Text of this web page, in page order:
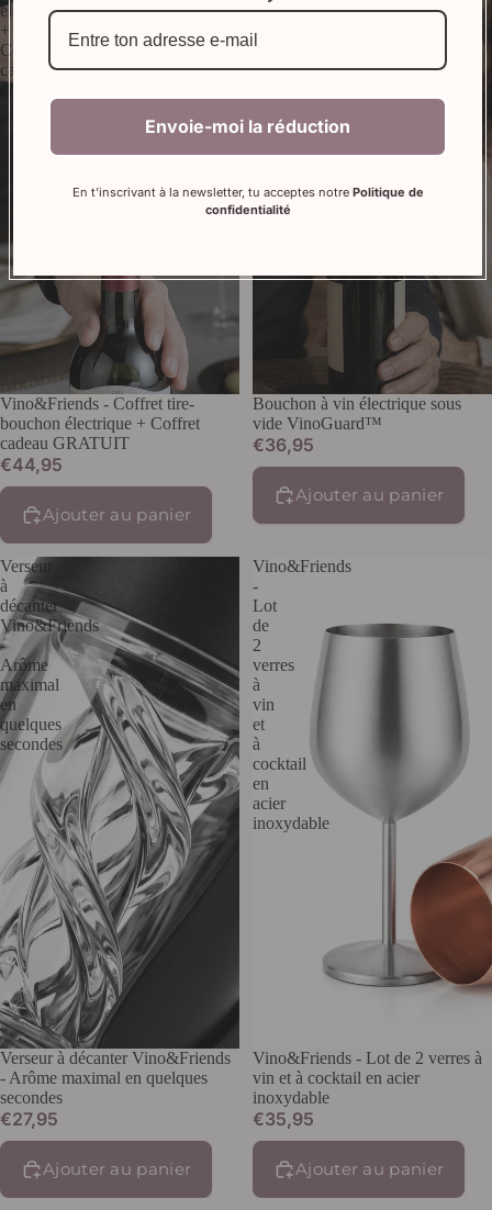
électrique
+
Coffret
cadeau
GRATUIT
Vino&Friends - Coffret tire-
bouchon électrique + Coffret
cadeau GRATUIT
€44,95
Ajouter au panier
vide
VinoGuard™
Bouchon à vin électrique sous
vide VinoGuard™
€36,95
Ajouter au panier
Verseur
à
décanter
Vino&Friends
-
Arôme
maximal
en
quelques
secondes
Verseur à décanter Vino&Friends
- Arôme maximal en quelques
secondes
€27,95
Ajouter au panier
Vino&Friends
-
Lot
de
2
verres
à
vin
et
à
cocktail
en
acier
inoxydable
Vino&Friends - Lot de 2 verres à
vin et à cocktail en acier
inoxydable
€35,95
Ajouter au panier
Envoie-moi la réduction
En t’inscrivant à la newsletter, tu acceptes notre Politique de
confidentialité